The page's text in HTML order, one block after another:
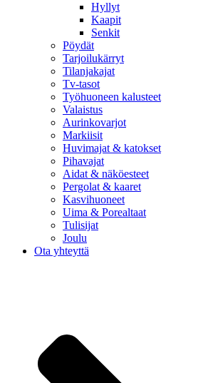
Hyllyt
Kaapit
Senkit
Pöydät
Tarjoilukärryt
Tilanjakajat
Tv-tasot
Työhuoneen kalusteet
Valaistus
Aurinkovarjot
Markiisit
Huvimajat & katokset
Pihavajat
Aidat & näköesteet
Pergolat & kaaret
Kasvihuoneet
Uima & Porealtaat
Tulisijat
Joulu
Ota yhteyttä